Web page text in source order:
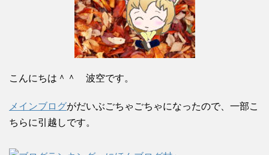
こんにちは＾＾ 波空です。
メインブログがだいぶごちゃごちゃになったので、一部こ
ちらに引越しです。